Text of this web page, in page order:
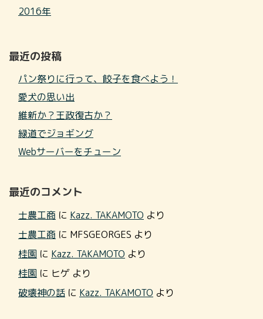
2016年
最近の投稿
パン祭りに行って、餃子を食べよう！
愛犬の思い出
維新か？王政復古か？
緑道でジョギング
Webサーバーをチューン
最近のコメント
士農工商 に Kazz. TAKAMOTO より
士農工商 に MFSGEORGES より
桂園 に Kazz. TAKAMOTO より
桂園 に ヒゲ より
破壊神の話 に Kazz. TAKAMOTO より